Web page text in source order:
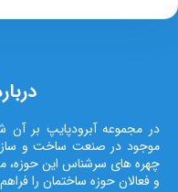
در مجموعه آبرودپایپ بر
موجود در صنعت ساخت و ساز
چهره های سرشناس این حوزه،
و فعالان حوزه ساختمان را